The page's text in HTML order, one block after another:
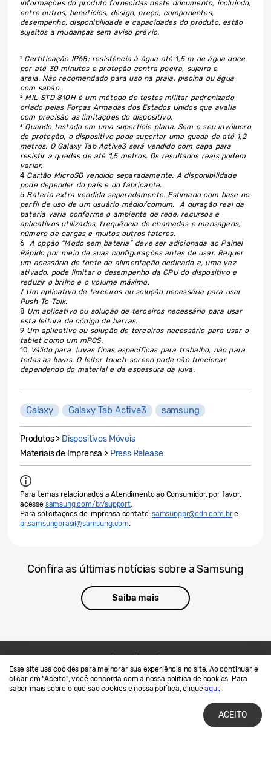
Esse site usa cookies para melhorar sua experiência no site. Ao continuar e
clicar em “Aceito”, você concorda com a nossa política de cookies. Para
saber mais sobre o que são cookies e nossa política, cliqueaqui.
ACEITO
informações do produto fornecidas neste documento, incluindo,
entre outros, benefícios, design, preço, componentes,
desempenho, disponibilidade e capacidades do produto, estão
sujeitos a mudanças sem aviso prévio.
¹ Certificação IP68: resistência à água até 1,5 m de água doce
por até 30 minutos e proteção contra poeira, sujeira e
areia. Não recomendado para uso na praia, piscina ou água
com sabão.
² MIL-STD 810H é um método de testes militar padronizado
criado pelas Forças Armadas dos Estados Unidos que avalia
com precisão as limitações do dispositivo.
³ Quando testado em uma superfície plana. Sem o seu invólucro
de proteção, o dispositivo pode suportar uma queda de até 1,2
metros. O Galaxy Tab Active3 será vendido com capa para
resistir a quedas de até 1,5 metros. Os resultados reais podem
variar.
4 Cartão MicroSD vendido separadamente. A disponibilidade
pode depender do país e do fabricante.
5 Bateria extra vendida separadamente. Estimado com base no
perfil de uso de um usuário médio/comum. A duração real da
bateria varia conforme o ambiente de rede, recursos e
aplicativos utilizados, frequência de chamadas e mensagens,
número de cargas e muitos outros fatores.
6
A opção “Modo sem bateria” deve ser adicionada ao Painel
Rápido por meio de suas configurações antes de usar. Requer
um acessório de fonte de alimentação dedicado e, uma vez
ativado, pode limitar o desempenho da CPU do dispositivo e
reduzir o brilho e o volume máximo.
7 Um aplicativo de terceiros ou solução necessária para usar
Push-To-Talk.
8 Um aplicativo ou solução de terceiros necessário para usar
esta leitura de código de barras.
9 Um aplicativo ou solução de terceiros necessário para usar o
tablet como um mPOS.
10 Válido para luvas finas específicas para trabalho, não para
todas as luvas. O leitor touch-screen pode não funcionar
dependendo do material e da espessura da luva.
Galaxy Galaxy Tab Active3 samsung
Produtos > Dispositivos Móveis
Materiais de Imprensa > Press Release
Para temas relacionados a Atendimento ao Consumidor, por favor,
acesse samsung.com/br/support.
Para solicitações de imprensa contate: samsungpr@cdn.com.bre
pr.samsungbrasil@samsung.com
Confira as últimas notícias sobre a Samsung
Saiba mais
Contato
SAMSUNG.COM
Termos de Uso
Privacidade e Cookies